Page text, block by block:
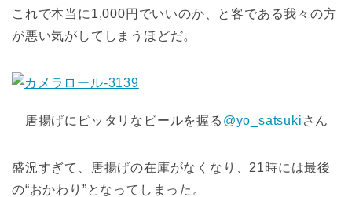
これで本当に1,000円でいいのか、と客である我々の方
が悪い気がしてしまうほどだ。
唐揚げにピッタリなビールを握る @yo_satsuki さん
盛況すぎて、唐揚げの在庫がなくなり、21時には最後
の“おかわり”となってしまった。